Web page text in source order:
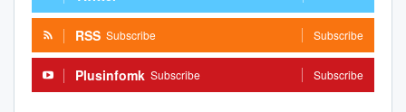
RSS Subscribe Subscribe
Plusinfomk Subscribe Subscribe